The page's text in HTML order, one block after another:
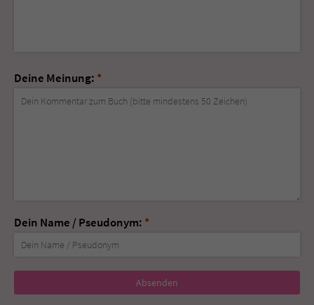
Deine Meinung: *
Dein Name / Pseudonym: *
Nicht
ausfüllen!